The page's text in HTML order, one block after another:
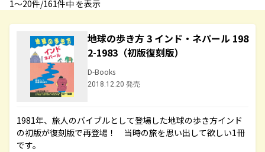
1〜20件/161件中 を表示
地球の歩き方 3 インド・ネパール 198
2-1983（初版復刻版）
D-Books
2018.12.20 発売
1981年、旅人のバイブルとして登場した地球の歩き方インド
の初版が復刻版で再登場！ 当時の旅を思い出して欲しい1冊
です。